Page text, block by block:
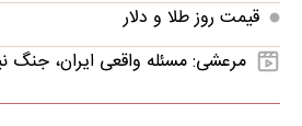
قیمت روز طلا و دلار
مرعشی: مسئله واقعی ایران،